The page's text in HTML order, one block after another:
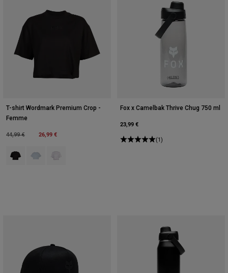
T-shirt Wordmark Premium Crop -
Femme
Price reduced from
44,99 €to 26,99 €
Product swatch type of Noir.
Product swatch type of Bleu p”le.
Product swatch type of Blanc.
Fox x Camelbak Thrive Chug 750 ml
23,99 €
(1)